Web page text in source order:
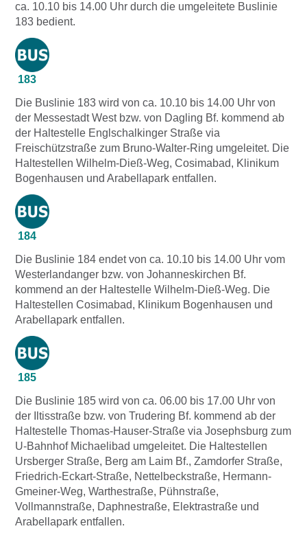
ca. 10.10 bis 14.00 Uhr durch die umgeleitete Buslinie
183 bedient.
183
Die Buslinie 183 wird von ca. 10.10 bis 14.00 Uhr von
der Messestadt West bzw. von Dagling Bf. kommend ab
der Haltestelle Englschalkinger Straße via
Freischützstraße zum Bruno-Walter-Ring umgeleitet. Die
Haltestellen Wilhelm-Dieß-Weg, Cosimabad, Klinikum
Bogenhausen und Arabellapark entfallen.
184
Die Buslinie 184 endet von ca. 10.10 bis 14.00 Uhr vom
Westerlandanger bzw. von Johanneskirchen Bf.
kommend an der Haltestelle Wilhelm-Dieß-Weg. Die
Haltestellen Cosimabad, Klinikum Bogenhausen und
Arabellapark entfallen.
185
Die Buslinie 185 wird von ca. 06.00 bis 17.00 Uhr von
der Iltisstraße bzw. von Trudering Bf. kommend ab der
Haltestelle Thomas-Hauser-Straße via Josephsburg zum
U-Bahnhof Michaelibad umgeleitet. Die Haltestellen
Ursberger Straße, Berg am Laim Bf., Zamdorfer Straße,
Friedrich-Eckart-Straße, Nettelbeckstraße, Hermann-
Gmeiner-Weg, Warthestraße, Pühnstraße,
Vollmannstraße, Daphnestraße, Elektrastraße und
Arabellapark entfallen.